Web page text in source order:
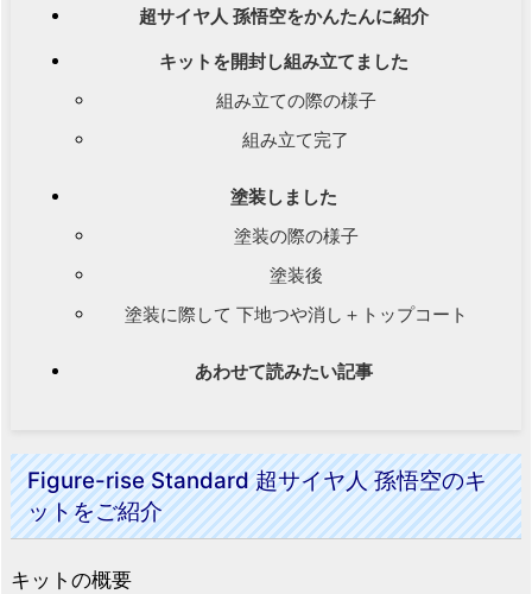
超サイヤ人 孫悟空をかんたんに紹介
キットを開封し組み立てました
組み立ての際の様子
組み立て完了
塗装しました
塗装の際の様子
塗装後
塗装に際して 下地つや消し＋トップコート
あわせて読みたい記事
Figure-rise Standard 超サイヤ人 孫悟空のキ
ットをご紹介
キットの概要